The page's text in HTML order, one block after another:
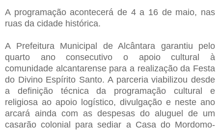
A programação acontecerá de 4 a 16 de maio, nas
ruas da cidade histórica.
A Prefeitura Municipal de Alcântara garantiu pelo
quarto ano consecutivo o apoio cultural à
comunidade alcantarense para a realização da Festa
do Divino Espírito Santo. A parceria viabilizou desde
a definição técnica da programação cultural e
religiosa ao apoio logístico, divulgação e neste ano
arcará ainda com as despesas do aluguel de um
casarão colonial para sediar a Casa do Mordomo-